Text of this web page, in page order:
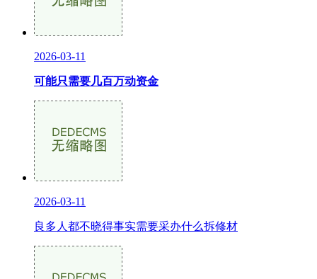
2026-03-11
可能只需要几百万动资金
2026-03-11
良多人都不晓得事实需要采办什么拆修材